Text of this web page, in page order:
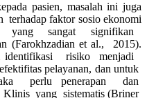
pasien, masalah ini juga
faktor sosio ekonomi
yang sangat signifikan
(Farokhzadian et al., 2015).
risiko menjadi
pelayanan, dan untuk
perlu penerapan dan
Klinis yang sistematis (Briner